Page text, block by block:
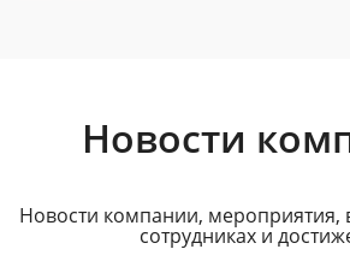
Новости
Новости компании, мероприятия,
сотрудниках и